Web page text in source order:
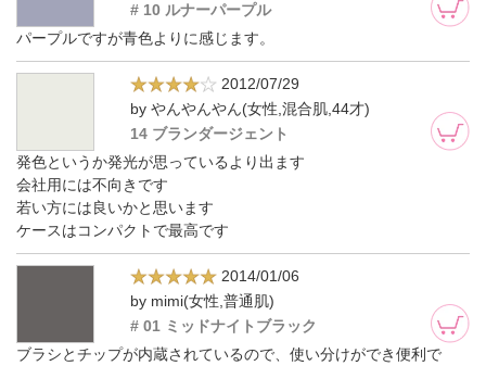
# 10 ルナーパープル
パープルですが青色よりに感じます。
2012/07/29
by やんやんやん(女性,混合肌,44才)
14 ブランダージェント
発色というか発光が思っているより出ます
会社用には不向きです
若い方には良いかと思います
ケースはコンパクトで最高です
2014/01/06
by mimi(女性,普通肌)
# 01 ミッドナイトブラック
ブラシとチップが内蔵されているので、使い分けができ便利で